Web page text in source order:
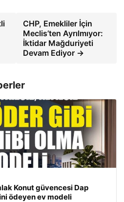
CHP, Emekliler İçin
Meclis’ten Ayrılmıyor:
İktidar Mağduriyeti
Devam Ediyor →
Konut güvencesi Dap
ödeyen ev modeli